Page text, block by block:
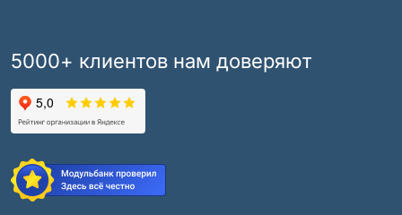
5000+ клиентов нам доверяют